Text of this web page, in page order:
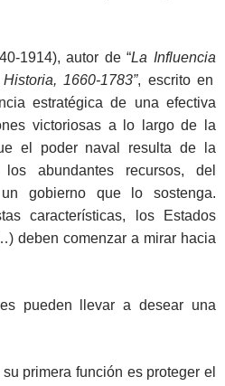
1914), autor de “La Influencia
1660-1783”, escrito en
estratégica de una efectiva
victoriosas a lo largo de la
el poder naval resulta de la
abundantes recursos, del
gobierno que lo sostenga.
características, los Estados
deben comenzar a mirar hacia
pueden llevar a desear una
primera función es proteger el